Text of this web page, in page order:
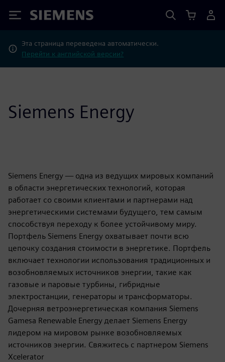
Siemens
Эта страница переведена автоматически.
Перейти к английской версии?
Siemens Energy
Siemens Energy — одна из ведущих мировых компаний
в области энергетических технологий, которая
работает со своими клиентами и партнерами над
энергетическими системами будущего, тем самым
способствуя переходу к более устойчивому миру.
Портфель Siemens Energy охватывает почти всю
цепочку создания стоимости в энергетике. Портфель
включает технологии использования традиционных и
возобновляемых источников энергии, такие как
газовые и паровые турбины, гибридные
электростанции, генераторы и трансформаторы.
Дочерняя ветроэнергетическая компания Siemens
Gamesa Renewable Energy делает Siemens Energy
лидером на мировом рынке возобновляемых
источников энергии. Свяжитесь с партнером Siemens
Xcelerator